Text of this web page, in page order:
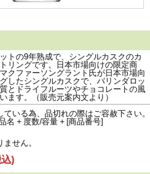
トの9年熟成で、シングルカスクのカ
リングです。日本市場向けの限定商
クファーソングラント氏が日本市場向
したシングルカスクで、バリンダロッ
とドライフルーツやチョコレートの風
ます。（販売元案内文より）
いる為、品切れの際はご容赦下さい。
名 + 度数/容量 + [商品番号]
せん。
)